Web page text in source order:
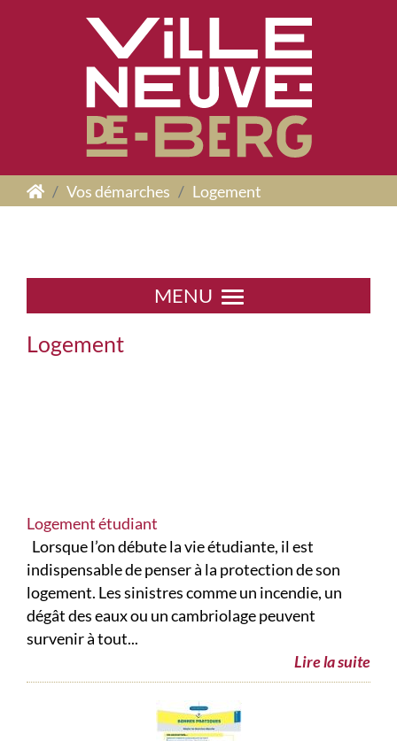
Vos démarches Logement
MENU
Logement
Logement étudiant
Lorsque l’on débute la vie étudiante, il est
indispensable de penser à la protection de son
logement. Les sinistres comme un incendie, un
dégât des eaux ou un cambriolage peuvent
survenir à tout...
Lire la suite